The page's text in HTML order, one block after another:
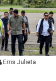
Erris Julieta